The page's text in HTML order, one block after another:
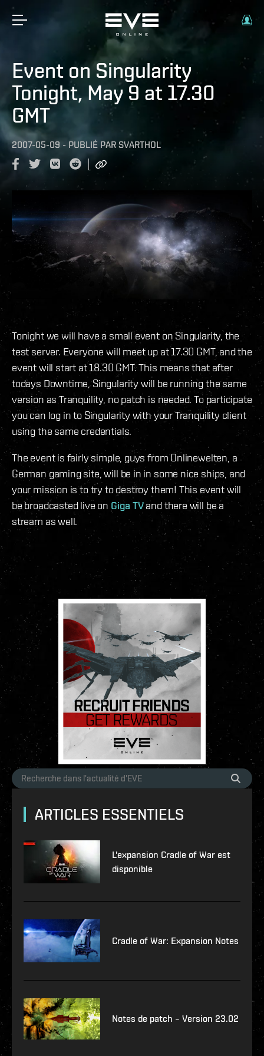
Event on Singularity
Tonight, May 9 at 17.30
GMT
2007-05-09 - PUBLIÉ PAR SVARTHOL
Tonight we will have a small event on Singularity, the
test server. Everyone will meet up at 17.30 GMT, and the
event will start at 18.30 GMT. This means that after
todays Downtime, Singularity will be running the same
version as Tranquility, no patch is needed. To participate
you can log in to Singularity with your Tranquility client
using the same credentials.
The event is fairly simple, guys from Onlinewelten, a
German gaming site, will be in in some nice ships, and
your mission is to try to destroy them! This event will
be broadcasted live on Giga TVand there will be a
stream as well.
ARTICLES ESSENTIELS
L'expansion Cradle of War est
disponible
Cradle of War: Expansion Notes
Notes de patch – Version 23.02